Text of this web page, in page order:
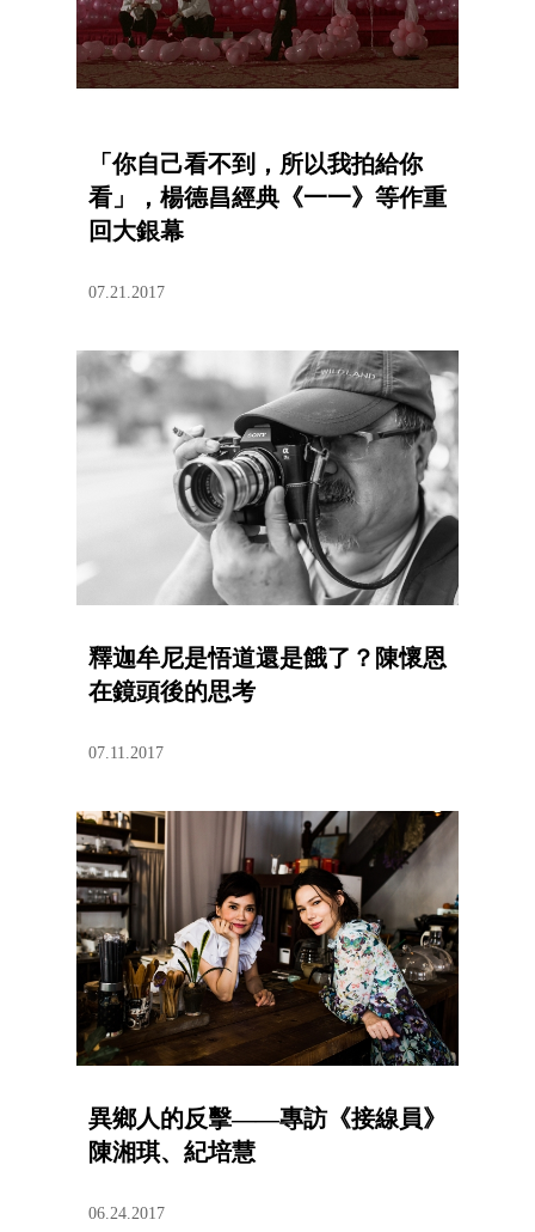
「你自己看不到，所以我拍給你
看」，楊德昌經典《一一》等作重
回大銀幕
07.21.2017
釋迦牟尼是悟道還是餓了？陳懷恩
在鏡頭後的思考
07.11.2017
異鄉人的反擊——專訪《接線員》
陳湘琪、紀培慧
06.24.2017